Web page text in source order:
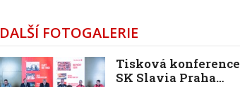
DALŠÍ FOTOGALERIE
Tisková konference
SK Slavia Praha…